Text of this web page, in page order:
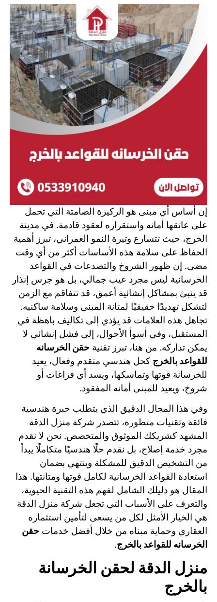
إن أساس أي مبنى هو الركيزة الصامتة التي تحمل
على عاتقها أمانه واستقراره لعقود قادمة. في مدينة
الخرج، حيث تتسارع وتيرة النمو العمراني، تبرز أهمية
الحفاظ على سلامة هذه الأساسات أكثر من أي وقت
مضى. إن ظهور الشروخ والتصدعات في القواعد
الخرسانية ليس مجرد عيب جمالي، بل هو جرس إنذار
قد ينبئ بمشاكل إنشائية أعمق، قد تتفاقم مع الزمن
لتشكل تهديدًا حقيقيًا لمتانة المبنى وسلامة ساكنيه.
تجاهل هذه العلامات قد يؤدي إلى تكاليف باهظة في
المستقبل، وفي أسوأ الأحوال، إلى فشل إنشائي لا
يمكن تداركه. من هنا، تبرز تقنية حقن الخرسانه
للقواعد بالخرج كحل هندسي متقدم وفعال، يعيد
للخرسانة قوتها وتماسكها، ويسد أي فراغات أو
شروخ، ويعيد للمبنى أمانه المفقود.
وفي هذا المجال الدقيق الذي يتطلب خبرة هندسية
فائقة وتقنيات متطورة، تتصدر شركة منزل الدقة
المشهد كشريكك الموثوق والمتخصص. نحن لا نقدم
مجرد خدمة إصلاح، بل نقدم حلًا هندسيًا متكاملًا يبدأ
من التشخيص الدقيق للمشكلة وينتهي بضمان
استعادة القواعد الخرسانية لكامل قوتها ومتانتها. هذا
المقال هو دليلك الشامل لفهم هذه التقنية الحيوية،
والتعرف على الأسباب التي تجعل شركة منزل الدقة
هي الخيار الأمثل لكل من يسعى لتأمين استثماره
العقاري وحماية مبناه من خلال أفضل خدمات حقن
الخرسانه للقواعد بالخرج.
منزل الدقة لحقن الخرسانة
بالخرج